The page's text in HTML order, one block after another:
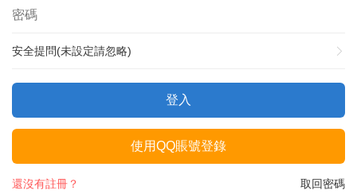
安全提問(未設定請忽略)
登入
使用QQ賬號登錄
取回密碼
還沒有註冊？